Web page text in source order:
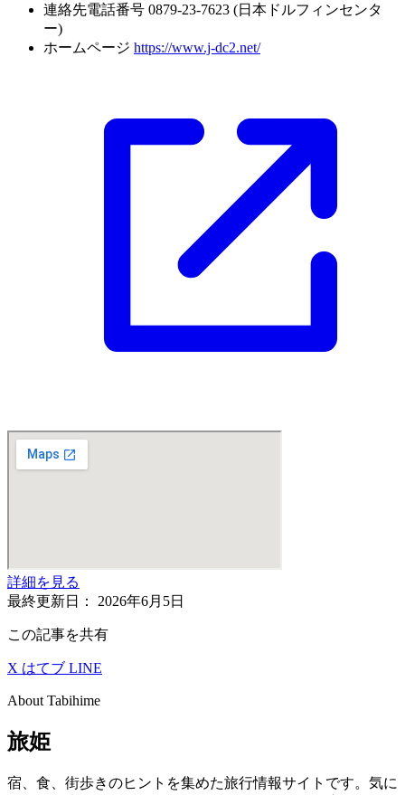
連絡先電話番号 0879-23-7623 (日本ドルフィンセンタ
ー)
ホームページ https://www.j-dc2.net/
詳細を見る
最終更新日： 2026年6月5日
この記事を共有
X はてブ LINE
About Tabihime
旅姫
宿、食、街歩きのヒントを集めた旅行情報サイトです。気に